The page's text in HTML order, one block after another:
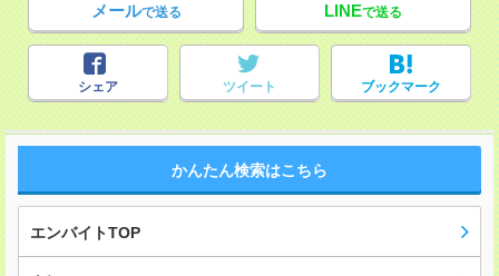
メールで送る LINEで送る
シェア ツイート ブックマーク
かんたん検索はこちら
エンバイトTOP